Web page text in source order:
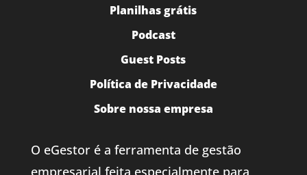
Planilhas grátis
Podcast
Guest Posts
Política de Privacidade
Sobre nossa empresa
O eGestor é a ferramenta de gestão
empresarial feita especialmente para